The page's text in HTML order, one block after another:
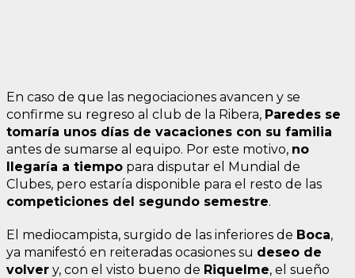
En caso de que las negociaciones avancen y se
confirme su regreso al club de la Ribera, Paredes se
tomaría unos días de vacaciones con su familia
antes de sumarse al equipo. Por este motivo, no
llegaría a tiempo para disputar el Mundial de
Clubes, pero estaría disponible para el resto de las
competiciones del segundo semestre.
El mediocampista, surgido de las inferiores de Boca,
ya manifestó en reiteradas ocasiones su deseo de
volver y, con el visto bueno de Riquelme, el sueño